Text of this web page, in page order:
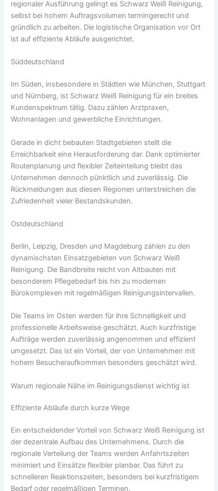
regionaler Ausführung gelingt es Schwarz Weiß Reinigung,
selbst bei hohem Auftragsvolumen termingerecht und
gründlich zu arbeiten. Die logistische Organisation vor Ort
ist auf effiziente Abläufe ausgerichtet.
Süddeutschland
Im Süden, insbesondere in Städten wie München, Stuttgart
und Nürnberg, ist Schwarz Weiß Reinigung für ein breites
Kundenspektrum tätig. Dazu zählen Arztpraxen,
Wohnanlagen und gewerbliche Einrichtungen.
Gerade in dicht bebauten Stadtgebieten stellt die
Erreichbarkeit eine Herausforderung dar. Dank optimierter
Routenplanung und flexibler Zeiteinteilung bleibt das
Unternehmen dennoch pünktlich und zuverlässig. Die
Rückmeldungen aus diesen Regionen unterstreichen die
Zufriedenheit vieler Bestandskunden.
Ostdeutschland
Berlin, Leipzig, Dresden und Magdeburg zählen zu den
dynamischsten Einsatzgebieten von Schwarz Weiß
Reinigung. Die Bandbreite reicht von Altbauten mit
besonderem Pflegebedarf bis hin zu modernen
Bürokomplexen mit regelmäßigen Reinigungsintervallen.
Die Teams im Osten werden für ihre Schnelligkeit und
professionelle Arbeitsweise geschätzt. Auch kurzfristige
Aufträge werden zuverlässig angenommen und effizient
umgesetzt. Das ist ein Vorteil, der von Unternehmen mit
hohem Besucheraufkommen besonders geschätzt wird.
Warum regionale Nähe im Reinigungsdienst wichtig ist
Effiziente Abläufe durch kurze Wege
Ein entscheidender Vorteil von Schwarz Weiß Reinigung ist
der dezentrale Aufbau des Unternehmens. Durch die
regionale Verteilung der Teams werden Anfahrtszeiten
minimiert und Einsätze flexibler planbar. Das führt zu
schnelleren Reaktionszeiten, besonders bei kurzfristigem
Bedarf oder regelmäßigen Terminen.